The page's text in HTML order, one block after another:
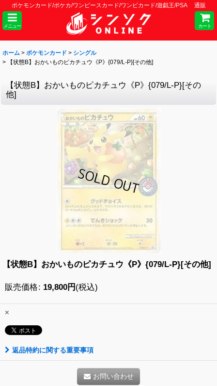
ポケモンカード/ポケカ/ワンピースカード/ワンピカード/遊戯王/PSA 通販
メニュー カート
ホーム > ポケモンカード > シングル
>
【状態B】おかいものピカチュウ《P》{079/L-P}[その他]
【状態B】おかいものピカチュウ《P》{079/L-P}[その
他]
【状態B】おかいものピカチュウ《P》{079/L-P}[その他]
販売価格: 19,800円 (税込)
×
返品特約に関する重要事項
お問い合わせ